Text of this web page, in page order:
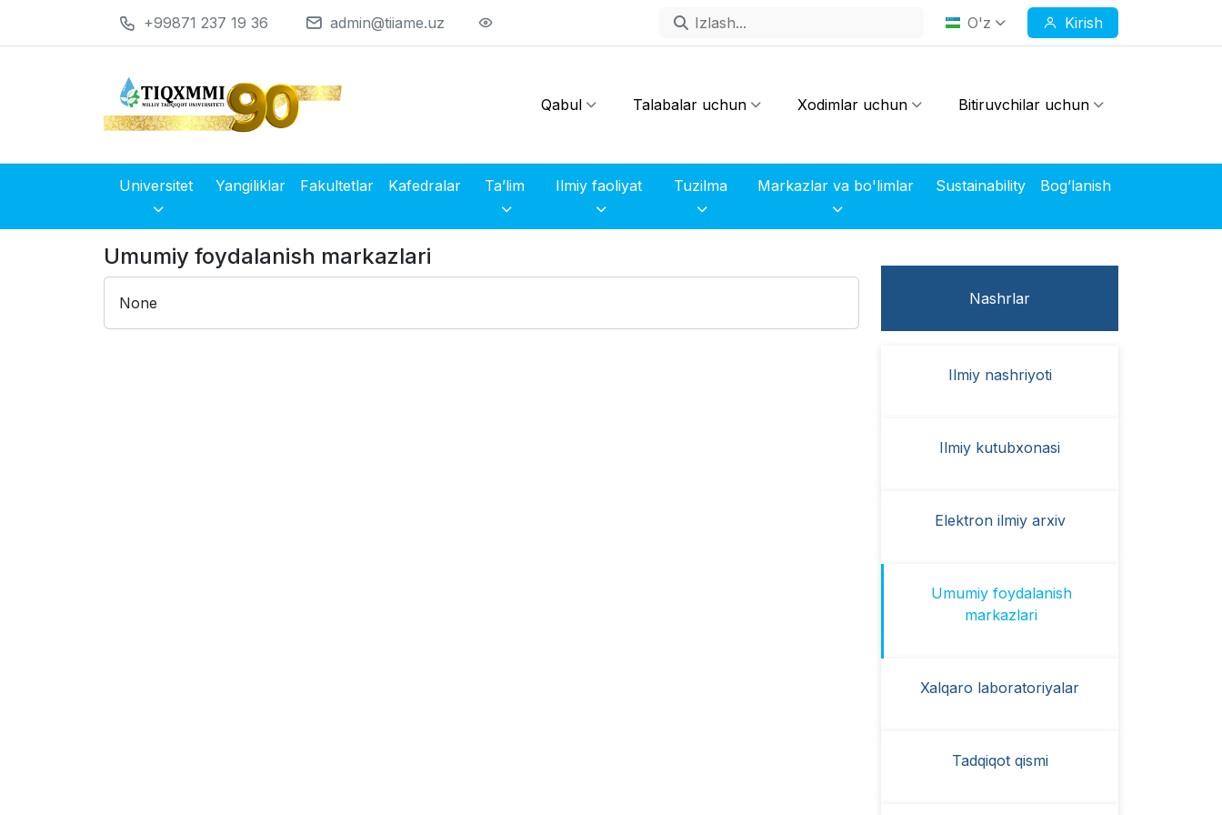
+99871 237 19 36 admin@tiiame.uz O'z Kirish
Qabul Talabalar uchun Xodimlar uchun Bitiruvchilar uchun
Yangiliklar Fakultetlar Kafedralar Ta’lim Tuzilma Markazlar va bo'limlar Sustainability Bog’lanish
Umumiy foydalanish markazlari
None Nashrlar
Ilmiy nashriyoti
Ilmiy kutubxonasi
Elektron ilmiy arxiv
Umumiy foydalanish
markazlari
Xalqaro laboratoriyalar
Tadqiqot qismi